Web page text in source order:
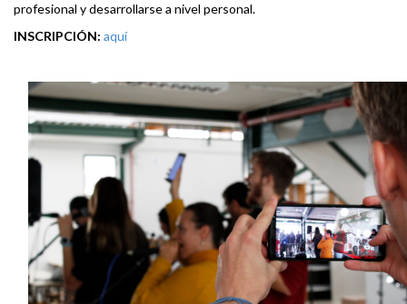
profesional y desarrollarse a nivel personal.
INSCRIPCIÓN: aquí